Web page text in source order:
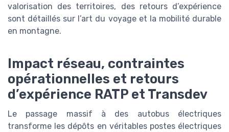
valorisation des territoires, des retours d’expérience
sont détaillés sur l’art du voyage et la mobilité durable
en montagne.
Impact réseau, contraintes
opérationnelles et retours
d’expérience RATP et Transdev
Le passage massif à des autobus électriques
transforme les dépôts en véritables postes électriques